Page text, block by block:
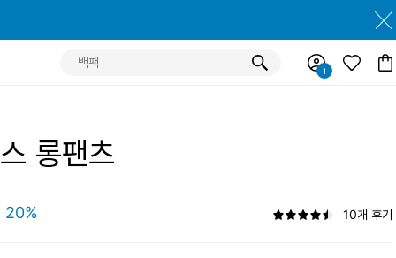
롱팬츠
20% 10개 후기